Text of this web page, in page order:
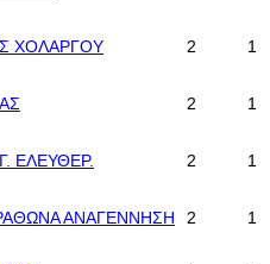
ΧΟΛΑΡΓΟΥ 2 1
2 1
ΕΛΕΥΘΕΡ. 2 1
ΑΝΑΓΕΝΝΗΣΗ 2 1